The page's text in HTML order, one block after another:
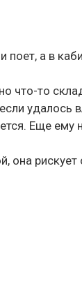
поет, а в
что-то
удалось
Еще ему
рискует